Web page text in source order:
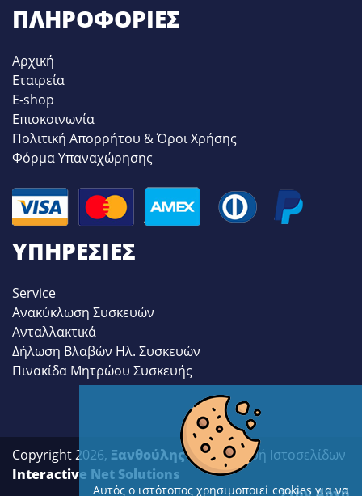
ΠΛΗΡΟΦΟΡΊΕΣ
Αρχική
Εταιρεία
E-shop
Επιοκοινωνία
Πολιτική Απορρήτου & Όροι Χρήσης
Φόρμα Υπαναχώρησης
ΥΠΗΡΕΣΊΕΣ
Service
Ανακύκλωση Συσκευών
Ανταλλακτικά
Δήλωση Βλαβών Ηλ. Συσκευών
Πινακίδα Μητρώου Συσκευής
Copyright 2026, Ξανθούλης| Κατασκευή Ιστοσελίδων
Interactive Net Solutions
Αυτός ο ιστότοπος χρησιμοποιεί cookies για να